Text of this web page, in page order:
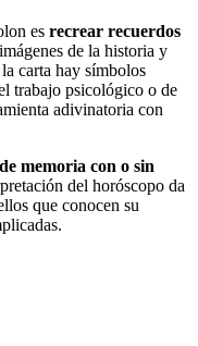
es recrear recuerdos
de la historia y
carta hay símbolos
trabajo psicológico o de
adivinatoria con
memoria con o sin
del horóscopo da
que conocen su